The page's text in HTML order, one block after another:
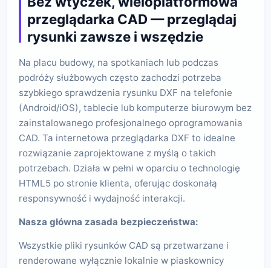
przeglądarka CAD — przeglądaj
rysunki zawsze i wszędzie
Na placu budowy, na spotkaniach lub podczas
podróży służbowych często zachodzi potrzeba
szybkiego sprawdzenia rysunku DXF na telefonie
(Android/iOS), tablecie lub komputerze biurowym bez
zainstalowanego profesjonalnego oprogramowania
CAD. Ta internetowa przeglądarka DXF to idealne
rozwiązanie zaprojektowane z myślą o takich
potrzebach. Działa w pełni w oparciu o technologię
HTML5 po stronie klienta, oferując doskonałą
responsywność i wydajność interakcji.
Nasza główna zasada bezpieczeństwa:
Wszystkie pliki rysunków CAD są przetwarzane i
renderowane wyłącznie lokalnie w piaskownicy